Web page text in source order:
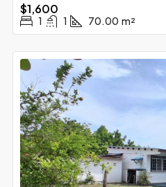
$1,600
1 1 70.00 m²